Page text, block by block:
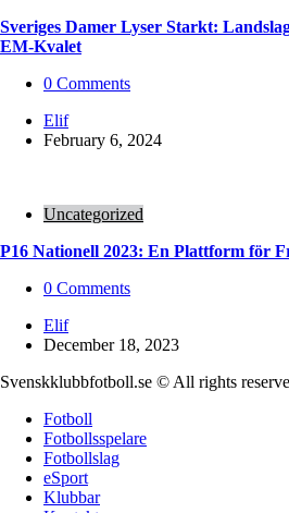
Sveriges Damer Lyser Starkt:
EM-Kvalet
0 Comments
Posted
by
Elif
February 6, 2024
Uncategorized
P16 Nationell 2023: En Plattform för
0 Comments
Posted
by
Elif
December 18, 2023
Svenskklubbfotboll.se © All rights
Fotboll
Fotbollsspelare
Fotbollslag
eSport
Klubbar